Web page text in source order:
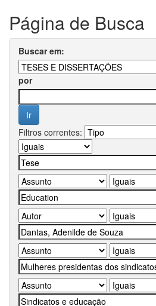
Página de Busca
Buscar em:
por
Filtros correntes: